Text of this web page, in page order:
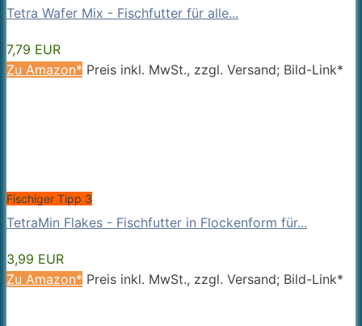
Tetra Wafer Mix - Fischfutter für alle...
7,79 EUR
Zu Amazon* Preis inkl. MwSt., zzgl. Versand; Bild-Link*
Fischiger Tipp 3
TetraMin Flakes - Fischfutter in Flockenform für...
3,99 EUR
Zu Amazon* Preis inkl. MwSt., zzgl. Versand; Bild-Link*